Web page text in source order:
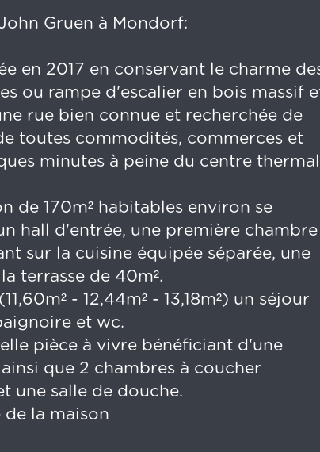
Gruen à Mondorf:
en 2017 en conservant le charme
ou rampe d'escalier en bois massif
rue bien connue et recherchée de
toutes commodités, commerces et
minutes à peine du centre
de 170m² habitables environ se
hall d'entrée, une première chambre
sur la cuisine équipée séparée, une
terrasse de 40m².
- 12,44m² - 13,18m²) un séjour
et wc.
pièce à vivre bénéficiant d'une
que 2 chambres à coucher
une salle de douche.
de la maison